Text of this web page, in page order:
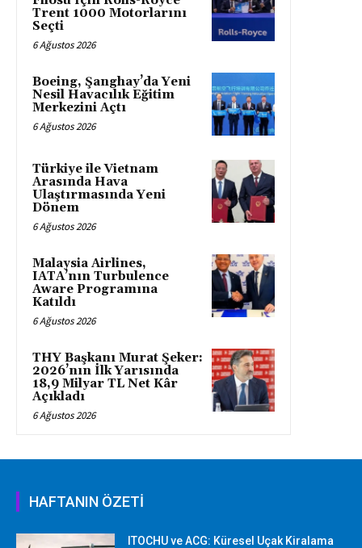
Trent 1000 Motorlarını
Seçti
6 Ağustos 2026
Boeing, Şanghay’da Yeni
Nesil Havacılık Eğitim
Merkezini Açtı
6 Ağustos 2026
Türkiye ile Vietnam
Arasında Hava
Ulaştırmasında Yeni
Dönem
6 Ağustos 2026
Malaysia Airlines,
IATA’nın Turbulence
Aware Programına
Katıldı
6 Ağustos 2026
THY Başkanı Murat Şeker:
2026’nın İlk Yarısında
18,9 Milyar TL Net Kâr
Açıkladı
6 Ağustos 2026
HAFTANIN ÖZETİ
ITOCHU ve ACG: Küresel Uçak Kiralama